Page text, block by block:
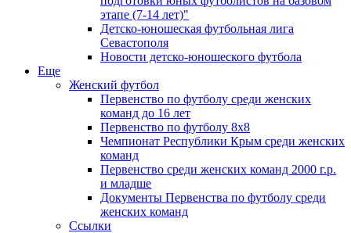
этапе (7-14 лет)"
Детско-юношеская футбольная лига
Севастополя
Новости детско-юношеского футбола
Еще
Женский футбол
Первенство по футболу среди женских
команд до 16 лет
Первенство по футболу 8х8
Чемпионат Республики Крым среди женских
команд
Первенство среди женских команд 2000 г.р.
и младше
Документы Первенства по футболу среди
женских команд
Ссылки